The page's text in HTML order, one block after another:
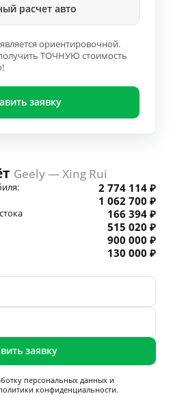
расчет авто
ориентировочной.
ТОЧНУЮ стоимость
заявку
Geely — Xing Rui
2 774 114 ₽
1 062 700 ₽
166 394 ₽
515 020 ₽
900 000 ₽
130 000 ₽
заявку
персональных данныхи
конфиденциальности.